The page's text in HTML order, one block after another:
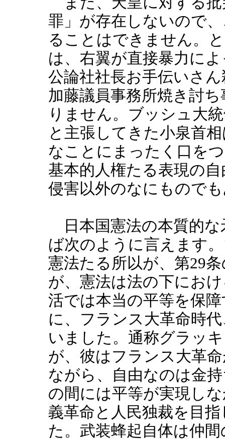
罪」が存在しないので
ることはできません。
は、右翼が直接暴力に
公論社社長お手伝いさ
加藤議員事務所焼き討
りません。ブッシュ大
と主張してきた小泉首
なことにまったく口を
基本的人権たる表現の
侵害以外のなにもので
日本国憲法の本質的な
ば次のように言えます
憲法たる所以が、第29
が、憲法は法の下にお
活では本当の平等を保
に、フランス大革命時
いました。通称グラッ
が、彼はフランス大革
ながら、自由なのは金
の間には平等が実現し
義革命と人民独裁を目
た。武装蜂起自体は仲